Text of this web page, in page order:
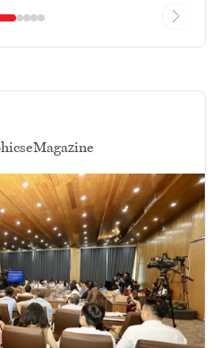
eMagazine